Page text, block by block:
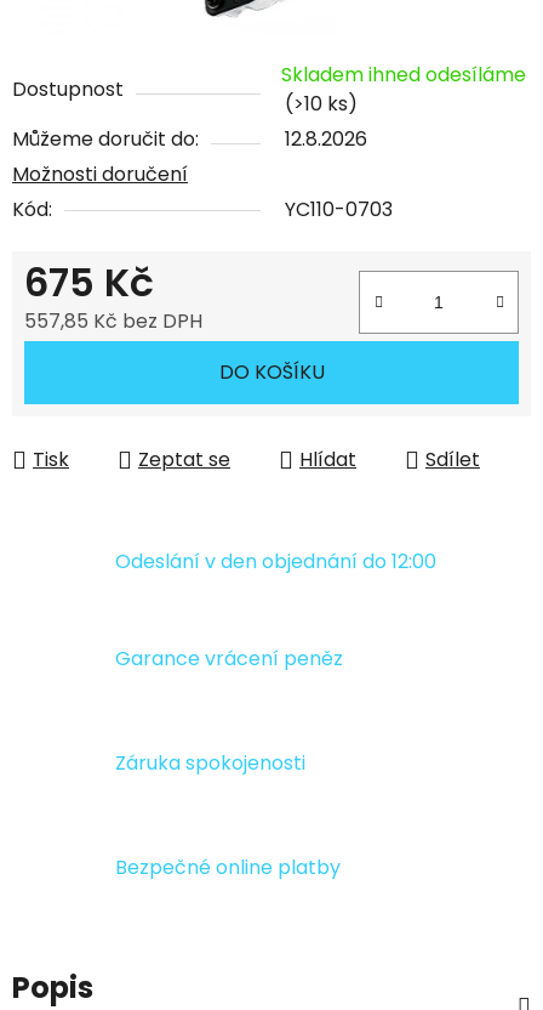
Dostupnost
Skladem ihned odesíláme
(>10 ks)
Můžeme doručit do:
12.8.2026
Možnosti doručení
Kód:
YC110-0703
675 Kč
557,85 Kč bez DPH
DO KOŠÍKU
Tisk Zeptat se Hlídat Sdílet
Odeslání v den objednání do 12:00
Garance vrácení peněz
Záruka spokojenosti
Bezpečné online platby
Popis